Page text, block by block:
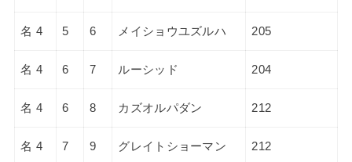
名 4 5 6 メイショウユズルハ 205
名 4 6 7 ルーシッド 204
名 4 6 8 カズオルパダン 212
名 4 7 9 グレイトショーマン 212